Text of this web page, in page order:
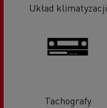
Układ klimatyzacji
Tachografy